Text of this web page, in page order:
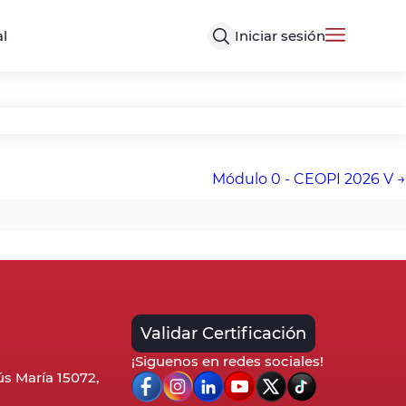
Iniciar sesión
Módulo 0 - CEOPI 2026 V
María 15072,
Validar Certificación
¡Siguenos en redes sociales!